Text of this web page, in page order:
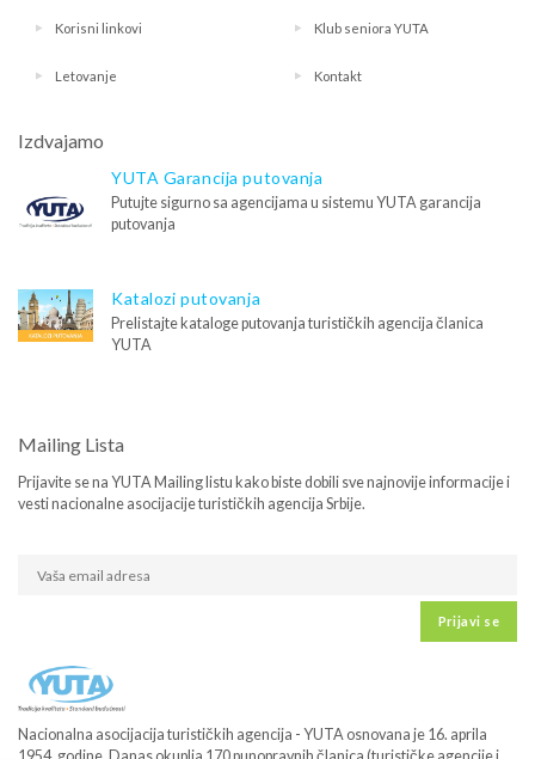
Korisni linkovi Klub seniora YUTA
Letovanje Kontakt
Izdvajamo
YUTA Garancija putovanja
Putujte sigurno sa agencijama u sistemu YUTA garancija
putovanja
Katalozi putovanja
Prelistajte kataloge putovanja turističkih agencija članica
YUTA
Mailing Lista
Prijavite se na YUTA Mailing listu kako biste dobili sve najnovije informacije i
vesti nacionalne asocijacije turističkih agencija Srbije.
Prijavi se
Nacionalna asocijacija turističkih agencija - YUTA osnovana je 16. aprila